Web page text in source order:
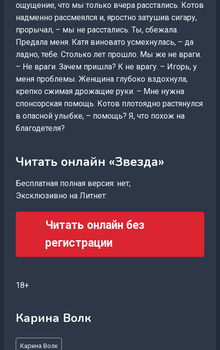
ощущение, что мы только вчера расстались. Котов
надменно рассмеялся и, яростно затушив сигару,
прорычал, – мы не расстались. Ты, сбежала.
Предала меня. Катя виновато усмехнулась, – да
ладно, тебе. Столько лет прошло. Мы же не враги.
– Не враги. Зачем пришла? К не врагу. – Игорь, у
меня проблемы. Женщина глубоко вздохнула,
крепко сжимая дрожащие руки. – Мне нужна
спонсорская помощь. Котов плотоядно растянулся
в опасной улыбке, – помощь? Я, что похож на
благодетеля?
Читать онлайн «Звезда»
Бесплатная полная версия: нет;
Эксклюзивно на Литнет:
Читать онлайн без
регистрации
18+
Карина Волк
Метки
Карина Волк